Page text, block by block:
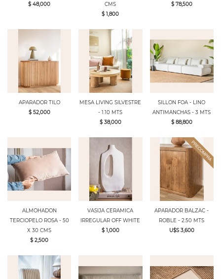
$ 48,000
CMS
$ 1,800
$ 78,500
APARADOR TILO
$ 52,000
MESA LIVING SILVESTRE
- 1.10 MTS
$ 38,000
SILLON FOA - LINO
ANTIMANCHAS - 3 MTS
$ 88,800
ALMOHADON
TERCIOPELO ROSA - 50
X 30 CMS
$ 2,500
VASIJA CERAMICA
IRREGULAR OFF WHITE
$ 1,000
APARADOR BALZAC -
ROBLE - 2.50 MTS
U$S 3,600